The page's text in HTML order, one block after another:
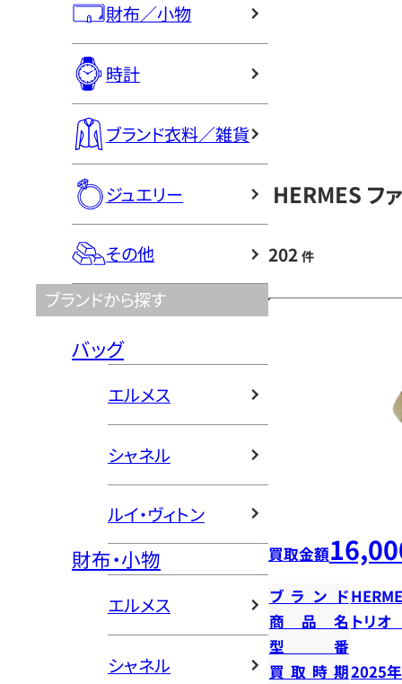
財布／小物
時計
ブランド衣料／雑貨
ジュエリー
その他
ブランドから探す
バッグ
エルメス
シャネル
ルイ・ヴィトン
財布・小物
エルメス
シャネル
HERMES フ
202 件
買取金額
ブランド
商品名 トリオ
型番
買取時期2025